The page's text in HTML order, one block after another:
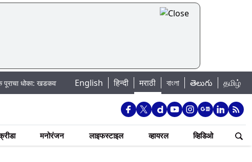
धरणातून मुठानदी पात्रात विसर्ग सुरु; नागरिकांना नदीपात्रात न उतरण्याचे प्रशासनाचे
English हिन्दी मराठी বাংলা తెలుగు தமிழ்
मनोरंजन लाइफस्टाइल व्हायरल व्हिडिओ